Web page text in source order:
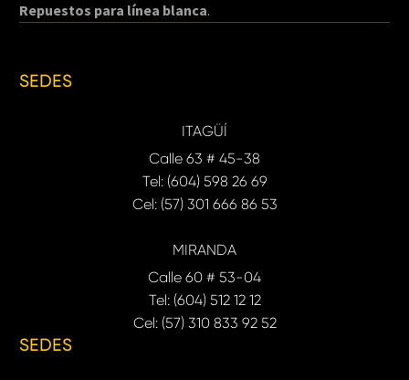
Repuestos para línea blanca.
SEDES
ITAGÜÍ
Calle 63 # 45-38
Tel: (604) 598 26 69
Cel: (57) 301 666 86 53
MIRANDA
Calle 60 # 53-04
Tel: (604) 512 12 12
Cel: (57) 310 833 92 52
SEDES